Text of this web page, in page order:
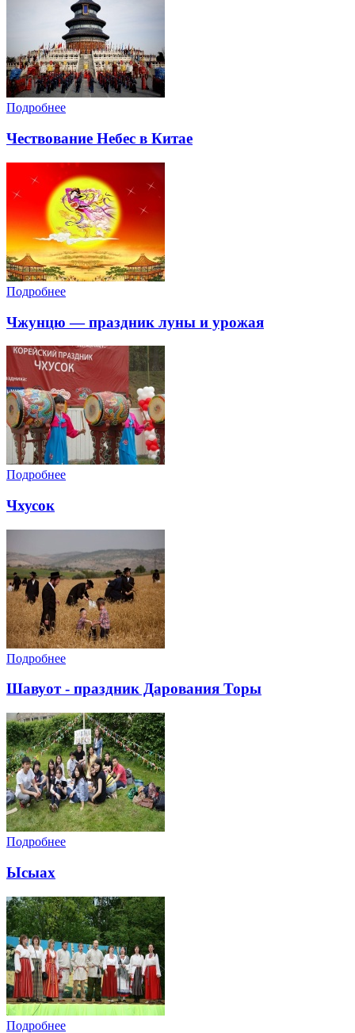
Подробнее
Чествование Небес в Китае
Подробнее
Чжунцю — праздник луны и урожая
Подробнее
Чхусок
Подробнее
Шавуот - праздник Дарования Торы
Подробнее
Ысыах
Подробнее